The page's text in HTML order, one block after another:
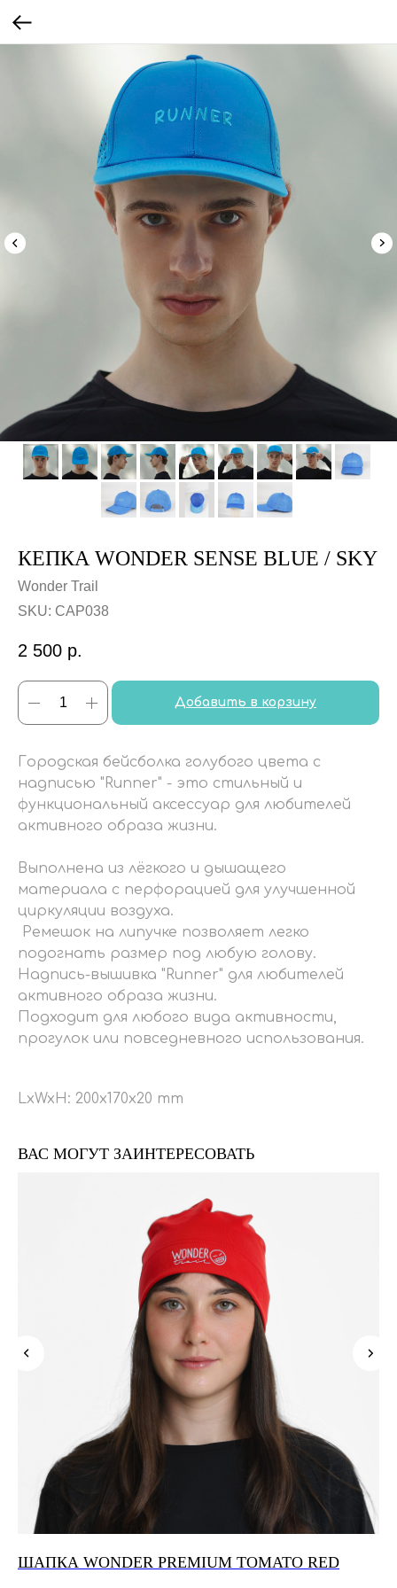
КЕПКА WONDER SENSE BLUE / SKY
Wonder Trail
SKU: CAP038
2 500 р.
Добавить в корзину
Городская бейсболка голубого цвета с
надписью "Runner" - это стильный и
функциональный аксессуар для любителей
активного образа жизни.
Выполнена из лёгкого и дышащего
материала с перфорацией для улучшенной
циркуляции воздуха.
Ремешок на липучке позволяет легко
подогнать размер под любую голову.
Надпись-вышивка "Runner" для любителей
активного образа жизни.
Подходит для любого вида активности,
прогулок или повседневного использования.
LxWxH: 200x170x20 mm
ВАС МОГУТ ЗАИНТЕРЕСОВАТЬ
ШАПКА WONDER PREMIUM TOMATO RED